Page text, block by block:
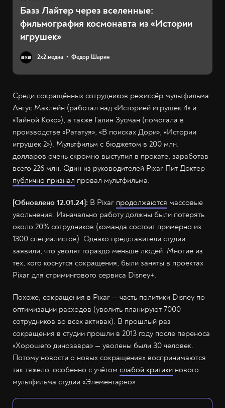
Базз Лайтер через вселенные:
фильмография космонавта из «Истории
игрушек»
2х2.медиа Федор Шарин
Среди сокращённых сотрудников режиссёр мультфильма
Ангус Маклейн (работал над «Историей игрушек 4» и
«Тайной Коко»), а также Галин Зусман (помогала в
производстве «Рататуя», «В поисках Дори», «Истории
игрушек 2»). Мультфильм с бюджетом в 200 млн.
долларов очень скромно выступил в прокате, заработав
всего 226 млн. Один из руководителей Pixar Пит Доктер
публично признал провал мультфильма.
[Обновлено 12.01.24]: В Pixar продолжаются массовые
увольнения. Изначально работу должны были потерять
около 20% сотрудников (команда состоит примерно из
1300 специалистов). Однако представители студии
заявили, что уволят гораздо меньше людей. Многие из
тех, кого коснутся сокращения, были заняты в проектах
Pixar для стримингового сервиса Disney+.
Похоже, сокращения в Pixar — часть политики Disney по
оптимизации расходов (уволить планируют 7000
сотрудников во всех активах). В прошлый раз
сокращения в студии прошли в 2013 году после переноса
«Хорошего динозавра» — уволены были 30 человек.
Потому новости о новых сокращениях воспринимаются
так тяжело, особенно с учётом слабой критики нового
мультфильма студии «Элементарно».